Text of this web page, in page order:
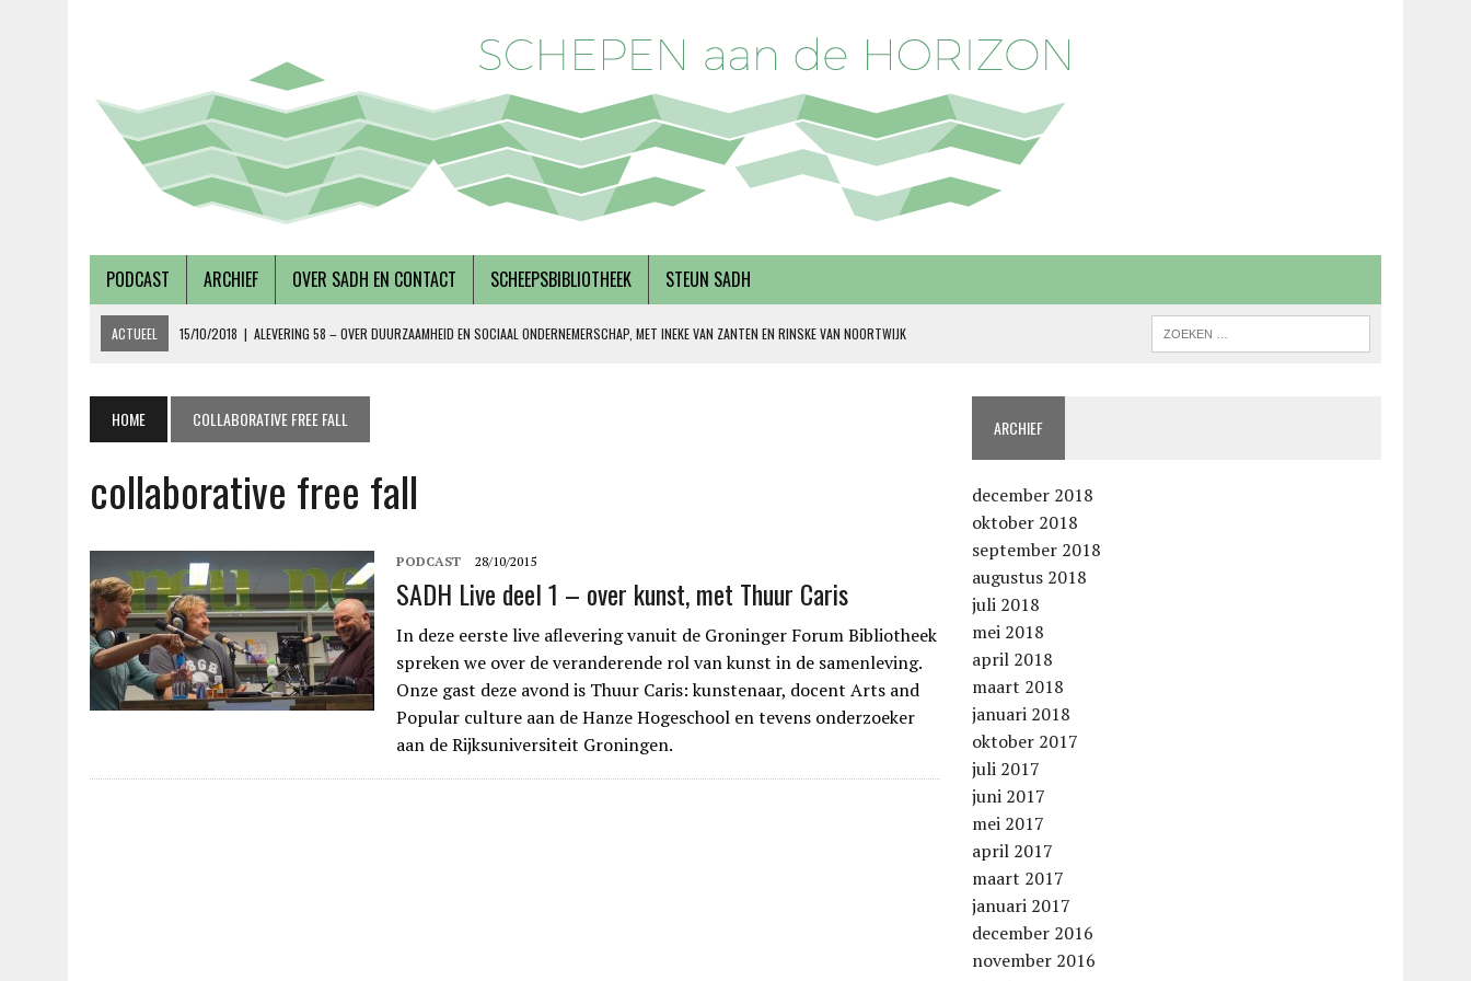
PODCAST ARCHIEF OVER SADH EN CONTACT SCHEEPSBIBLIOTHEEK STEUN SADH
ACTUEEL 15/10/2018 | ALEVERING 58 – OVER DUURZAAMHEID EN SOCIAAL ONDERNEMERSCHAP, MET INEKE VAN ZANTEN EN RINSKE VAN NOORTWIJK
27/07/2018 | AFLEVERING 56 – OVER METABOLE ZIEKTEN, MET TERRY DERKS
08/12/2018
AFLEVERING 59 – OVER VOLKSHUISVESTING, MET PIETER BREGMAN
HOME COLLABORATIVE FREE FALL
collaborative free fall
PODCAST 28/10/2015
SADH Live deel 1 – over kunst, met Thuur Caris
In deze eerste live aflevering vanuit de Groninger Forum Bibliotheek
spreken we over de veranderende rol van kunst in de samenleving.
Onze gast deze avond is Thuur Caris: kunstenaar, docent Arts and
Popular culture aan de Hanze Hogeschool en tevens onderzoeker
aan de Rijksuniversiteit Groningen.
ARCHIEF
december 2018
oktober 2018
september 2018
augustus 2018
juli 2018
mei 2018
april 2018
maart 2018
januari 2018
oktober 2017
juli 2017
juni 2017
mei 2017
april 2017
maart 2017
januari 2017
december 2016
november 2016